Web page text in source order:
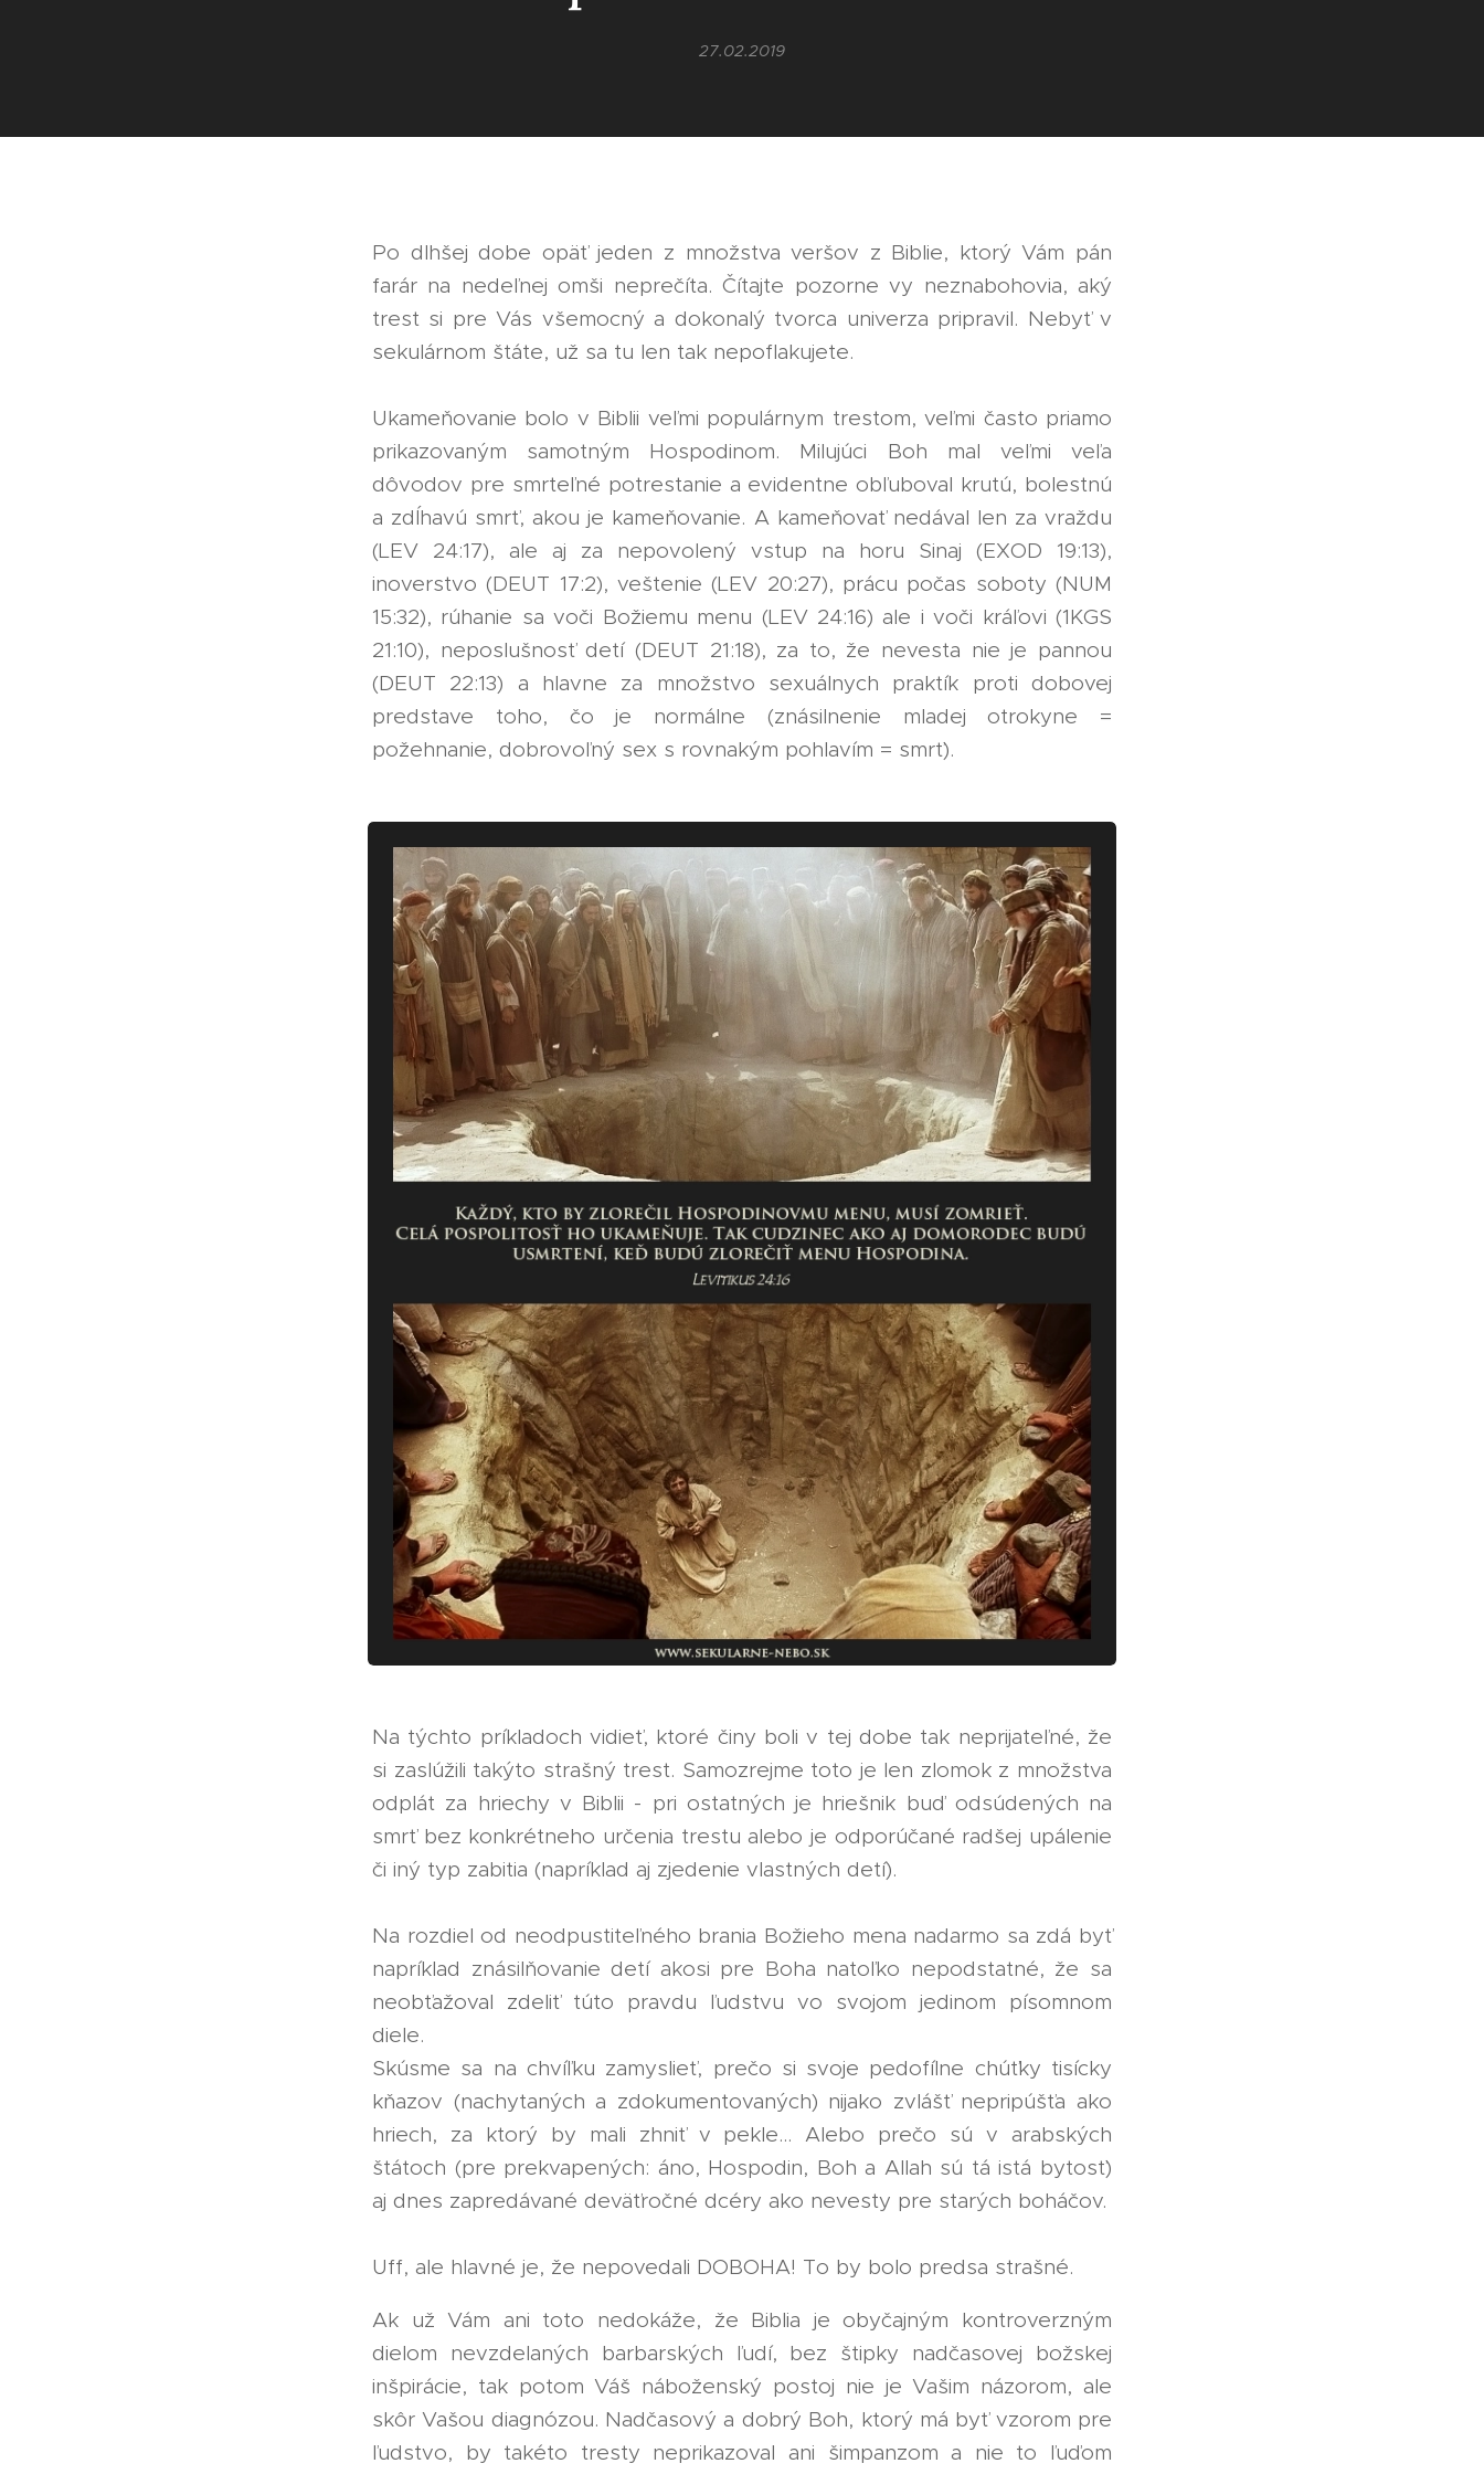
27.02.2019
Po dlhšej dobe opäť jeden z množstva veršov z Biblie, ktorý Vám pán
farár na nedeľnej omši neprečíta. Čítajte pozorne vy neznabohovia, aký
trest si pre Vás všemocný a dokonalý tvorca univerza pripravil. Nebyť v
sekulárnom štáte, už sa tu len tak nepoflakujete.
Ukameňovanie bolo v Biblii veľmi populárnym trestom, veľmi často priamo
prikazovaným samotným Hospodinom. Milujúci Boh mal veľmi veľa
dôvodov pre smrteľné potrestanie a evidentne obľuboval krutú, bolestnú
a zdĺhavú smrť, akou je kameňovanie. A kameňovať nedával len za vraždu
(LEV 24:17), ale aj za nepovolený vstup na horu Sinaj (EXOD 19:13),
inoverstvo (DEUT 17:2), veštenie (LEV 20:27), prácu počas soboty (NUM
15:32), rúhanie sa voči Božiemu menu (LEV 24:16) ale i voči kráľovi (1KGS
21:10), neposlušnosť detí (DEUT 21:18), za to, že nevesta nie je pannou
(DEUT 22:13) a hlavne za množstvo sexuálnych praktík proti dobovej
predstave toho, čo je normálne (znásilnenie mladej otrokyne =
požehnanie, dobrovoľný sex s rovnakým pohlavím = smrť).
Na týchto príkladoch vidieť, ktoré činy boli v tej dobe tak neprijateľné, že
si zaslúžili takýto strašný trest. Samozrejme toto je len zlomok z množstva
odplát za hriechy v Biblii - pri ostatných je hriešnik buď odsúdených na
smrť bez konkrétneho určenia trestu alebo je odporúčané radšej upálenie
či iný typ zabitia (napríklad aj zjedenie vlastných detí).
Na rozdiel od neodpustiteľného brania Božieho mena nadarmo sa zdá byť
napríklad znásilňovanie detí akosi pre Boha natoľko nepodstatné, že sa
neobťažoval zdeliť túto pravdu ľudstvu vo svojom jedinom písomnom
diele.
Skúsme sa na chvíľku zamyslieť, prečo si svoje pedofílne chúťky tisícky
kňazov (nachytaných a zdokumentovaných) nijako zvlášť nepripúšťa ako
hriech, za ktorý by mali zhniť v pekle... Alebo prečo sú v arabských
štátoch (pre prekvapených: áno, Hospodin, Boh a Allah sú tá istá bytosť)
aj dnes zapredávané deväťročné dcéry ako nevesty pre starých boháčov.
Uff, ale hlavné je, že nepovedali DOBOHA! To by bolo predsa strašné.
Ak už Vám ani toto nedokáže, že Biblia je obyčajným kontroverzným
dielom nevzdelaných barbarských ľudí, bez štipky nadčasovej božskej
inšpirácie, tak potom Váš náboženský postoj nie je Vašim názorom, ale
skôr Vašou diagnózou. Nadčasový a dobrý Boh, ktorý má byť vzorom pre
ľudstvo, by takéto tresty neprikazoval ani šimpanzom a nie to ľuďom